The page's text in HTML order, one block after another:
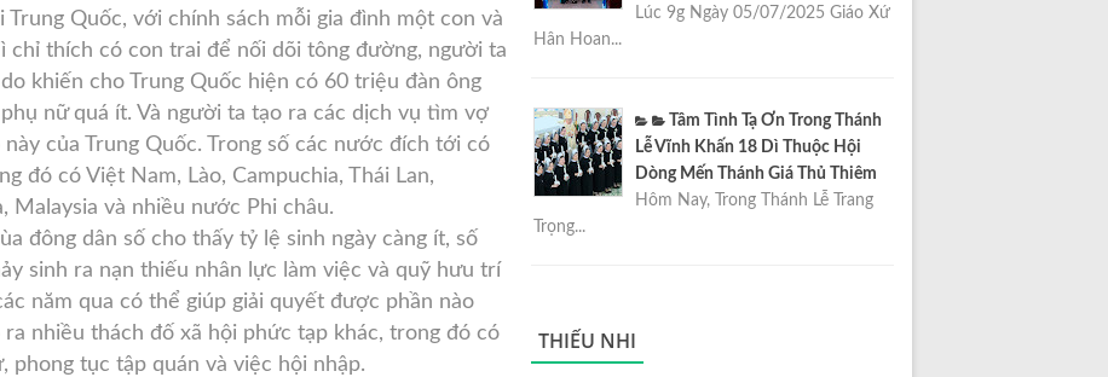
Trung Quốc, với chính sách mỗi gia đình một con và
chỉ thích có con trai để nối dõi tông đường, người ta
khiến cho Trung Quốc hiện có 60 triệu đàn ông
nữ quá ít. Và người ta tạo ra các dịch vụ tìm vợ
của Trung Quốc. Trong số các nước đích tới có
đó có Việt Nam, Lào, Campuchia, Thái Lan,
Malaysia và nhiều nước Phi châu.
đông dân số cho thấy tỷ lệ sinh ngày càng ít, số
sinh ra nạn thiếu nhân lực làm việc và quỹ hưu trí
năm qua có thể giúp giải quyết được phần nào
nhiều thách đố xã hội phức tạp khác, trong đó có
phong tục tập quán và việc hội nhập.
Lúc 9g Ngày 05/07/2025 Giáo Xứ
Hân Hoan...
Tâm Tình Tạ Ơn Trong Thánh
Lễ Vĩnh Khấn 18 Dì Thuộc Hội
Dòng Mến Thánh Giá Thủ Thiêm
Hôm Nay, Trong Thánh Lễ Trang
Trọng...
THIẾU NHI